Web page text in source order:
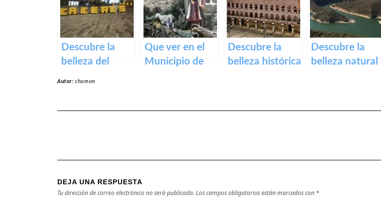
destino de
ensueño en
España
ocultos en
Cáceres
visita obligada
en
Extremadura.
Descubre la
belleza del
Que ver en el
Municipio de
Descubre la
belleza histórica
Descubre la
belleza natural
excursiones
Autor:chomon
DEJA UNA RESPUESTA
Tu dirección de correo electrónico no será publicada. Los campos obligatorios están marcados con *